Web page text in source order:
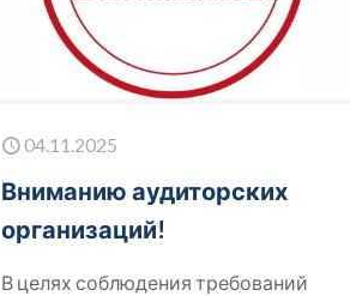
04.11.2025
Вниманию аудиторских
организаций!
В целях соблюдения требований